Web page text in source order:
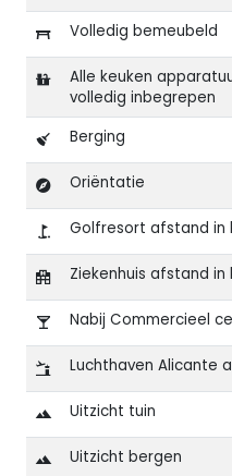
Volledig bemeubeld
Alle keuken
volledig inbegrepen
Berging
Oriëntatie
Golfresort afstand in
Ziekenhuis afstand in
Nabij Commercieel
Luchthaven Alicante
Uitzicht tuin
Uitzicht bergen